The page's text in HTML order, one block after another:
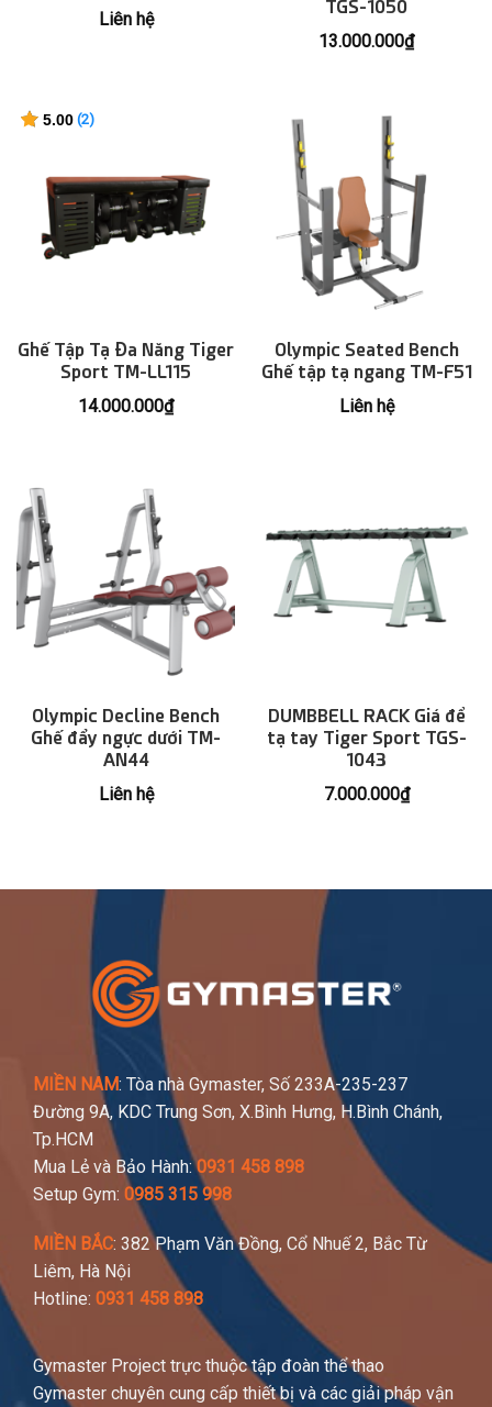
Liên hệ
TGS-1050
13.000.000₫
5.00
đánh
(2)
Ghế Tập Tạ Đa Năng Tiger
Sport TM-LL115
14.000.000₫
Olympic Seated Bench
Ghế tập tạ ngang TM-F51
Liên hệ
Olympic Decline Bench
Ghế đẩy ngực dưới TM-
AN44
Liên hệ
DUMBBELL RACK Giá để
tạ tay Tiger Sport TGS-
1043
7.000.000₫
MIỀN NAM: Tòa nhà Gymaster, Số 233A-235-237
Đường 9A, KDC Trung Sơn, X.Bình Hưng, H.Bình Chánh,
Tp.HCM
Mua Lẻ và Bảo Hành:0931 458 898
Setup Gym: 0985 315 998
MIỀN BẮC: 382 Phạm Văn Đồng, Cổ Nhuế 2, Bắc Từ
Liêm, Hà Nội
Hotline: 0931 458 898
Gymaster Project trực thuộc tập đoàn thể thao
Gymaster chuyên cung cấp thiết bị và các giải pháp vận